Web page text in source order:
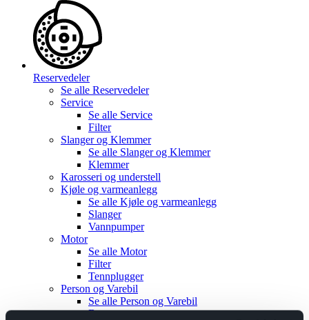
Reservedeler
Se alle Reservedeler
Service
Se alle Service
Filter
Slanger og Klemmer
Se alle Slanger og Klemmer
Klemmer
Karosseri og understell
Kjøle og varmeanlegg
Se alle Kjøle og varmeanlegg
Slanger
Vannpumper
Motor
Se alle Motor
Filter
Tennplugger
Person og Varebil
Se alle Person og Varebil
Brems